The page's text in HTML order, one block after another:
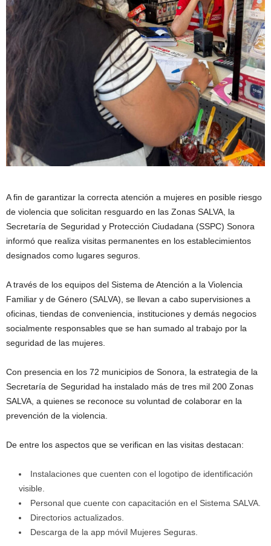
A fin de garantizar la correcta atención a mujeres en posible riesgo
de violencia que solicitan resguardo en las Zonas SALVA, la
Secretaría de Seguridad y Protección Ciudadana (SSPC) Sonora
informó que realiza visitas permanentes en los establecimientos
designados como lugares seguros.
A través de los equipos del Sistema de Atención a la Violencia
Familiar y de Género (SALVA), se llevan a cabo supervisiones a
oficinas, tiendas de conveniencia, instituciones y demás negocios
socialmente responsables que se han sumado al trabajo por la
seguridad de las mujeres.
Con presencia en los 72 municipios de Sonora, la estrategia de la
Secretaría de Seguridad ha instalado más de tres mil 200 Zonas
SALVA, a quienes se reconoce su voluntad de colaborar en la
prevención de la violencia.
De entre los aspectos que se verifican en las visitas destacan:
Instalaciones que cuenten con el logotipo de identificación
visible.
Personal que cuente con capacitación en el Sistema SALVA.
Directorios actualizados.
Descarga de la app móvil Mujeres Seguras.